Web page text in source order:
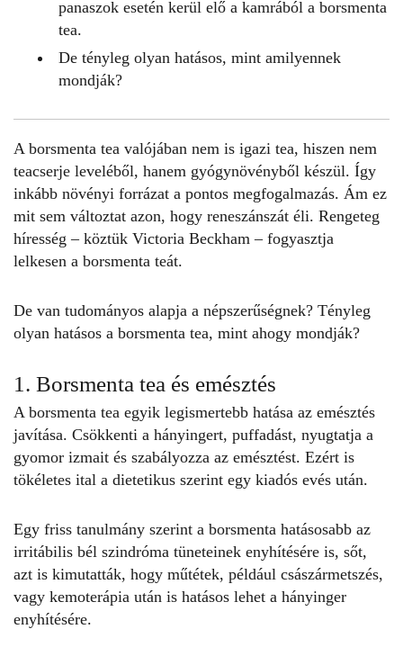
panaszok esetén kerül elő a kamrából a borsmenta
tea.
De tényleg olyan hatásos, mint amilyennek
mondják?
A borsmenta tea valójában nem is igazi tea, hiszen nem
teacserje leveléből, hanem gyógynövényből készül. Így
inkább növényi forrázat a pontos megfogalmazás. Ám ez
mit sem változtat azon, hogy reneszánszát éli. Rengeteg
híresség – köztük Victoria Beckham – fogyasztja
lelkesen a borsmenta teát.
De van tudományos alapja a népszerűségnek? Tényleg
olyan hatásos a borsmenta tea, mint ahogy mondják?
1. Borsmenta tea és emésztés
A borsmenta tea egyik legismertebb hatása az emésztés
javítása. Csökkenti a hányingert, puffadást, nyugtatja a
gyomor izmait és szabályozza az emésztést. Ezért is
tökéletes ital a dietetikus szerint egy kiadós evés után.
Egy friss tanulmány szerint a borsmenta hatásosabb az
irritábilis bél szindróma tüneteinek enyhítésére is, sőt,
azt is kimutatták, hogy műtétek, például császármetszés,
vagy kemoterápia után is hatásos lehet a hányinger
enyhítésére.